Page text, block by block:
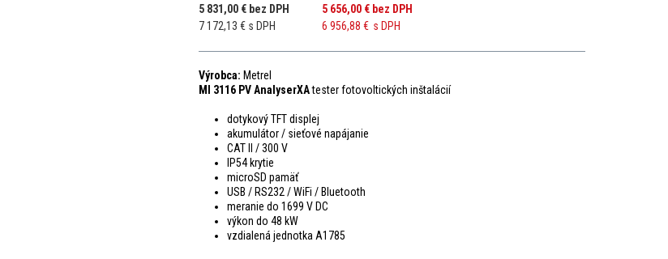
5 831,00 € bez DPH
7 172,13 € s DPH
5 656,00 € bez DPH
6 956,88 € s DPH
Výrobca: Metrel
MI 3116 PV AnalyserXAtester fotovoltických inštalácií
dotykový TFT displej
akumulátor / sieťové napájanie
CAT II / 300 V
IP54 krytie
microSD pamäť
USB / RS232 / WiFi / Bluetooth
meranie do 1699 V DC
výkon do 48 kW
vzdialená jednotka A1785